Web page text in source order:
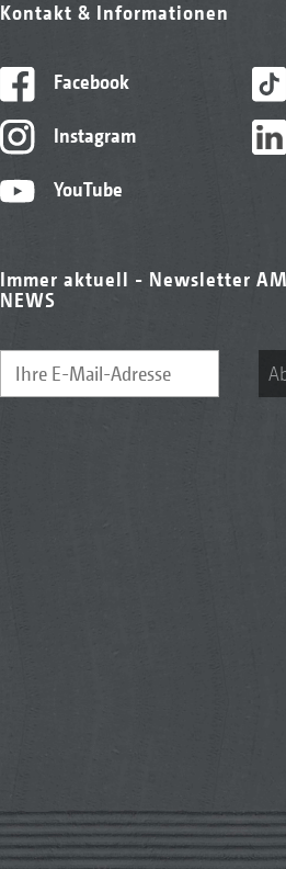
Kontakt & Informationen
Facebook
Instagram
YouTube
Immer aktuell - Newsletter
NEWS